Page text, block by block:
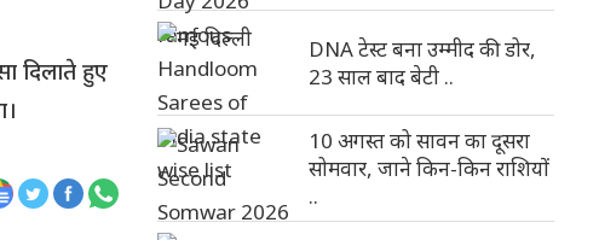
दिलाते हुए
DNA टेस्ट बना उम्मीद की डोर,
23 साल बाद बेटी ..
10 अगस्त को सावन का दूसरा
सोमवार, जाने किन-किन राशियों
..